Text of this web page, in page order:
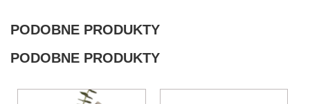
PODOBNE PRODUKTY
PODOBNE PRODUKTY